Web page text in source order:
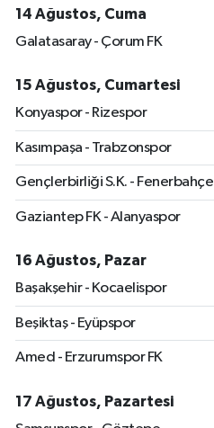
14 Ağustos, Cuma
Galatasaray - Çorum FK
15 Ağustos, Cumartesi
Konyaspor - Rizespor
Kasımpaşa - Trabzonspor
Gençlerbirliği S.K. - Fenerbahçe
Gaziantep FK - Alanyaspor
16 Ağustos, Pazar
Başakşehir - Kocaelispor
Beşiktaş - Eyüpspor
Amed - Erzurumspor FK
17 Ağustos, Pazartesi